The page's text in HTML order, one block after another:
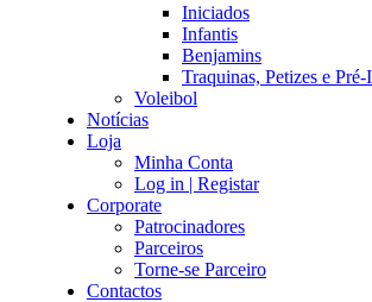
Iniciados
Infantis
Benjamins
Traquinas, Petizes e
Voleibol
Notícias
Loja
Minha Conta
Log in | Registar
Corporate
Patrocinadores
Parceiros
Torne-se Parceiro
Contactos